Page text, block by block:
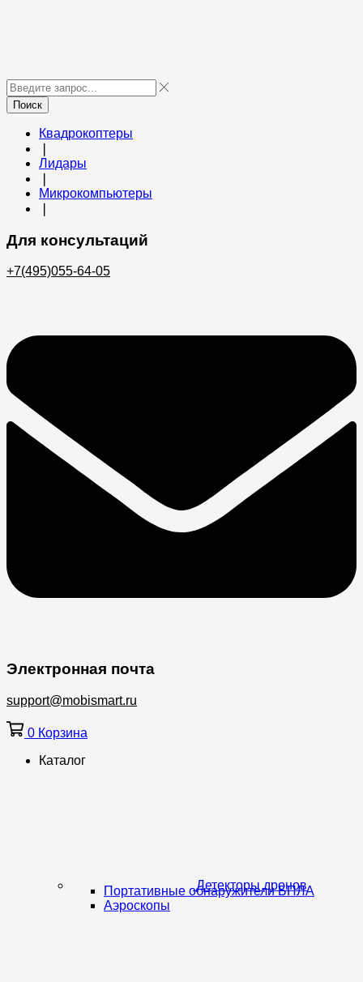
Поиск
Квадрокоптеры
Лидары
Микрокомпьютеры
Для консультаций
+7(495)055-64-05
Электронная почта
support@mobismart.ru
0 Корзина
Каталог
Детекторы дронов
Портативные обнаружители БПЛА
Аэроскопы